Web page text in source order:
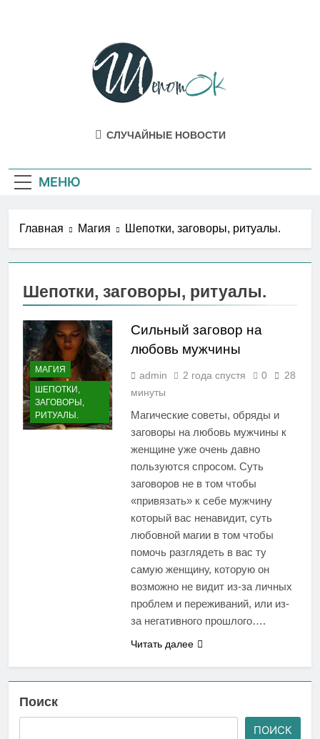
ШепотОК
Эзотерика И Мистика Как Она Есть В
СЛУЧАЙНЫЕ НОВОСТИ
МЕНЮ
Главная Магия Шепотки, заговоры, ритуалы.
Шепотки, заговоры, ритуалы.
МАГИЯ
ШЕПОТКИ,
ЗАГОВОРЫ,
РИТУАЛЫ.
Сильный заговор на
любовь мужчины
admin 2 года спустя 0
28
минуты
Магические советы, обряды и
заговоры на любовь мужчины к
женщине уже очень давно
пользуются спросом. Суть
заговоров не в том чтобы
«привязать» к себе мужчину
который вас ненавидит, суть
любовной магии в том чтобы
помочь разглядеть в вас ту
самую женщину, которую он
возможно не видит из-за личных
проблем и переживаний, или из-
за негативного прошлого….
Читать далее
Поиск
ПОИСК